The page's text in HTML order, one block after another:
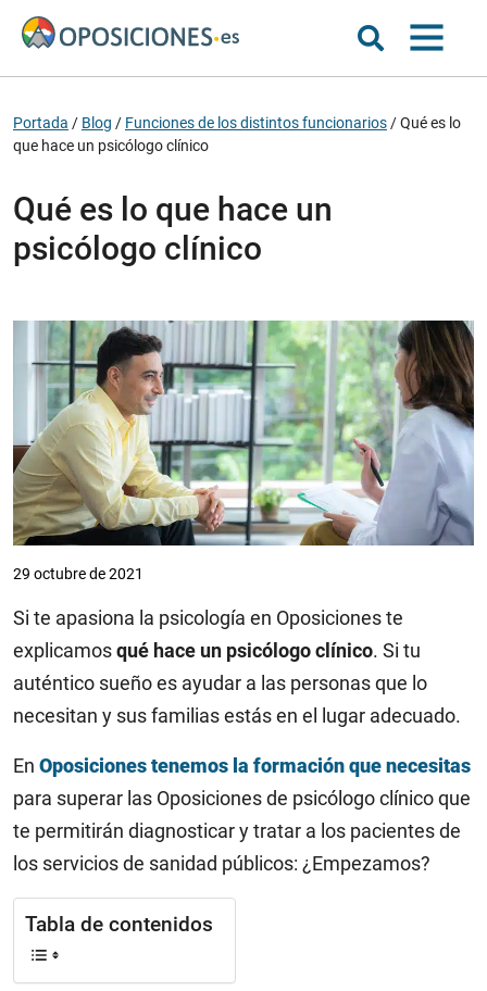
Portada / Blog / Funciones de los distintos funcionarios /Qué es lo
que hace un psicólogo clínico
Qué es lo que hace un
psicólogo clínico
29 octubre de 2021
Si te apasiona la psicología en Oposiciones te
explicamosqué hace un psicólogo clínico. Si tu
auténtico sueño es ayudar a las personas que lo
necesitan y sus familias estás en el lugar adecuado.
En Oposiciones tenemos la formación que necesitas
para superar las Oposiciones de psicólogo clínico que
te permitirán diagnosticar y tratar a los pacientes de
los servicios de sanidad públicos: ¿Empezamos?
Tabla de contenidos